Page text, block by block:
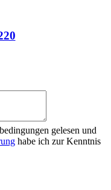
gelesen und
habe ich zur Kenntnis